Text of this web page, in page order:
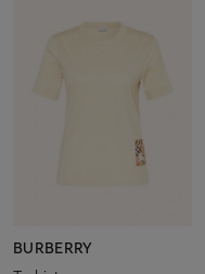
BURBERRY